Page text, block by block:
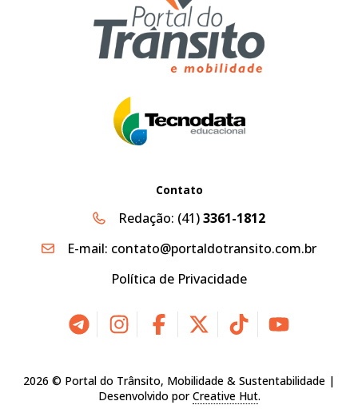
Contato
Redação: (41)3361-1812
E-mail: contato@portaldotransito.com.br
Política de Privacidade
2026 © Portal do Trânsito, Mobilidade & Sustentabilidade |
Desenvolvido porCreative Hut.